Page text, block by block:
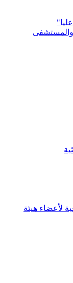
والمستشفى
لأعضاء هيئة